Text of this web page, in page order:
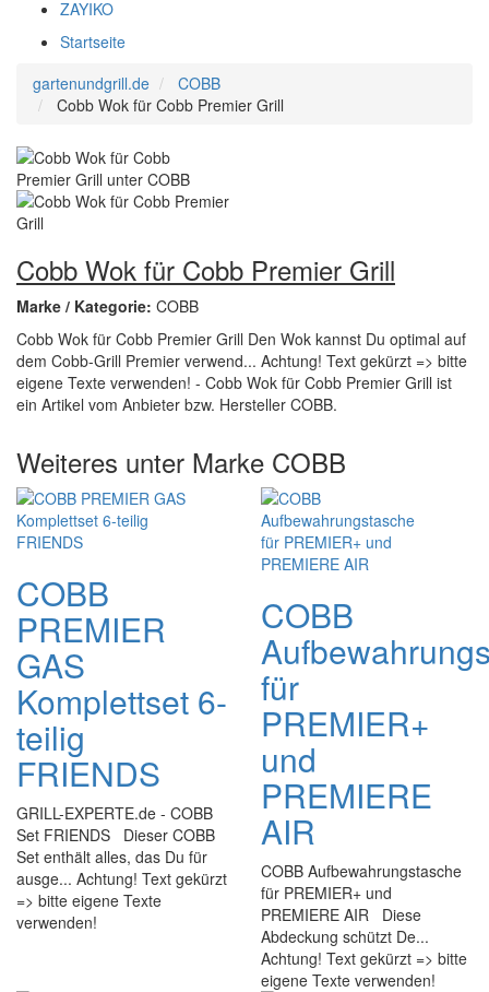
ZAYIKO
Startseite
gartenundgrill.de
COBB
Cobb Wok für Cobb Premier Grill
Cobb Wok für Cobb Premier Grill
Marke / Kategorie: COBB
Cobb Wok für Cobb Premier Grill Den Wok kannst Du optimal auf
dem Cobb-Grill Premier verwend... Achtung! Text gekürzt => bitte
eigene Texte verwenden! - Cobb Wok für Cobb Premier Grill ist
ein Artikel vom Anbieter bzw. Hersteller COBB.
Weiteres unter Marke COBB
COBB
PREMIER
GAS
Komplettset 6-
teilig
FRIENDS
GRILL-EXPERTE.de - COBB
Set FRIENDS Dieser COBB
Set enthält alles, das Du für
ausge... Achtung! Text gekürzt
=> bitte eigene Texte
verwenden!
COBB
für
PREMIER+
und
PREMIERE
AIR
COBB Aufbewahrungstasche
für PREMIER+ und
PREMIERE AIR Diese
Abdeckung schützt De...
Achtung! Text gekürzt => bitte
eigene Texte verwenden!